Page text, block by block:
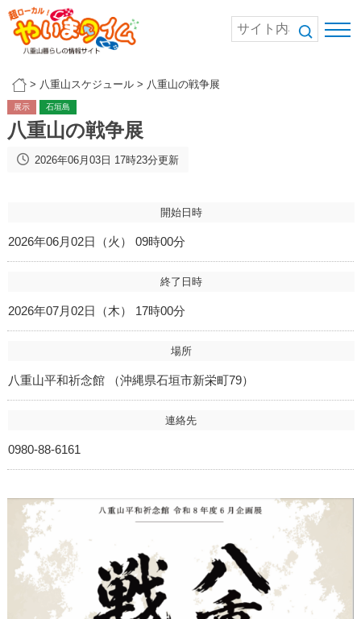
> 八重山スケジュール> 八重山の戦争展
展示 石垣島
八重山の戦争展
2026年06月03日 17時23分更新
開始日時
2026年06月02日（火） 09時00分
終了日時
2026年07月02日（木） 17時00分
場所
八重山平和祈念館 （沖縄県石垣市新栄町79）
連絡先
0980-88-6161